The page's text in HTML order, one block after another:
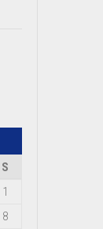
S
1
8